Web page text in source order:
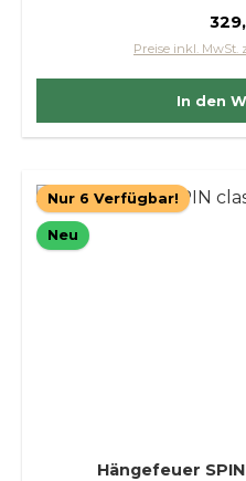
Preise inkl. MwSt.
In den
Nur 6 Verfügbar!
Neu
Hängefeuer